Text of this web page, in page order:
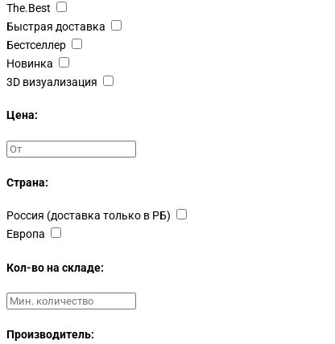
The.Best
Быстрая доставка
Бестселлер
Новинка
3D визуализация
Цена:
Страна:
Россия (доставка только в РБ)
Европа
Кол-во на складе:
Производитель: